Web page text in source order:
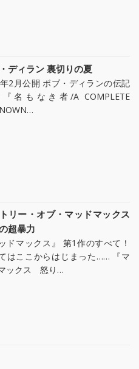
ディラン 裏切りの夏
2月公開 ボブ・ディランの伝記
名もなき者/A COMPLETE
リー・オブ・マッドマックス
超暴力
ッドマックス』 第1作のすべて！
はここからはじまった…… 『マ
ックス 怒り…